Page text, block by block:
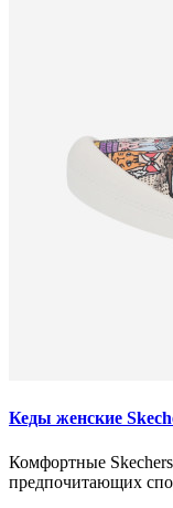
Кеды женские
Комфортные
предпочитающих